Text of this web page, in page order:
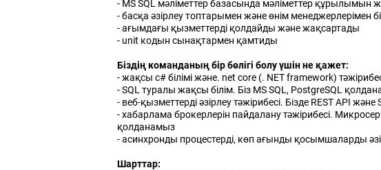
- MS SQL мәліметтер базасында мәліметтер
- басқа әзірлеу топтарымен және өнім менеджерлерімен
- ағымдағы қызметтерді қолдайды және жақсартады
- unit кодын сынақтармен қамтиды
Біздің команданың бір бөлігі болу үшін не қажет:
- жақсы c# білімі және. net core (. NET framework)
- SQL туралы жақсы білім. Біз MS SQL, PostgreSQL
- веб-қызметтерді әзірлеу тәжірибесі. Бізде REST API
- хабарлама брокерлерін пайдалану тәжірибесі.
қолданамыз
- асинхронды процестерді, көп ағынды қосымшаларды
Шарттар: